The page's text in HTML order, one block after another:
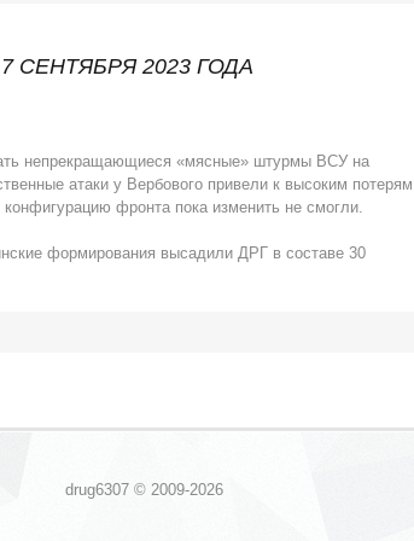
2023 ГОДА
непрекращающиеся «мясные» штурмы ВСУ на
атаки у Вербового привели к высоким
фронта пока изменить не смогли.
формирования высадили ДРГ в составе 30
drug6307 © 2009-2026